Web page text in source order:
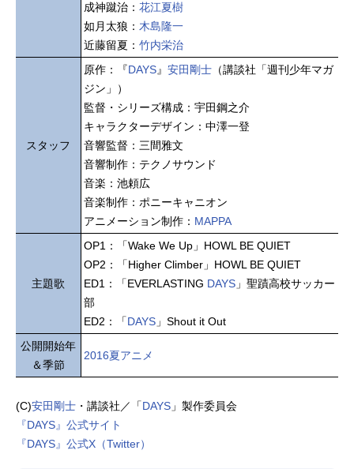
成神蹴治： 花江夏樹
如月太狼： 木島隆一
近藤留夏： 竹内栄治
スタッフ
原作：『DAYS』 安田剛士 （講談社「週刊少年マガ
ジン」）
監督・シリーズ構成：宇田鋼之介
キャラクターデザイン：中澤一登
音響監督：三間雅文
音響制作：テクノサウンド
音楽：池頼広
音楽制作：ポニーキャニオン
アニメーション制作： MAPPA
主題歌
OP1：「Wake We Up」HOWL BE QUIET
OP2：「Higher Climber」HOWL BE QUIET
ED1：「EVERLASTING DAYS 」聖蹟高校サッカー
部
ED2：「DAYS 」Shout it Out
公開開始年
＆季節
2016夏アニメ
(C)安田剛士 ・講談社／「DAYS 」製作委員会
『DAYS』公式サイト
『DAYS』公式X（Twitter）